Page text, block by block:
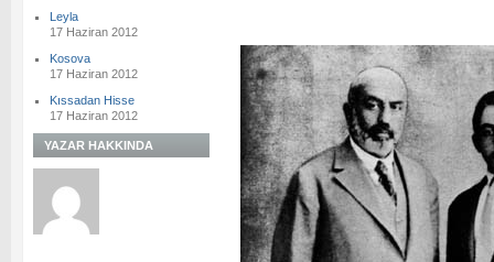
Leyla
17 Haziran 2012
Kosova
17 Haziran 2012
Kıssadan Hisse
17 Haziran 2012
YAZAR HAKKINDA